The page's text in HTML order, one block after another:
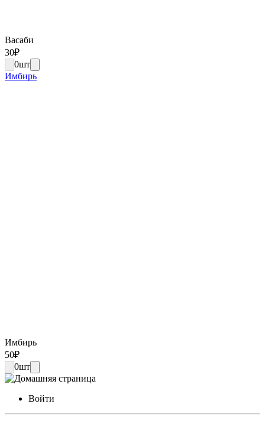
Васаби
30₽
0шт
Имбирь
Имбирь
50₽
0шт
Войти